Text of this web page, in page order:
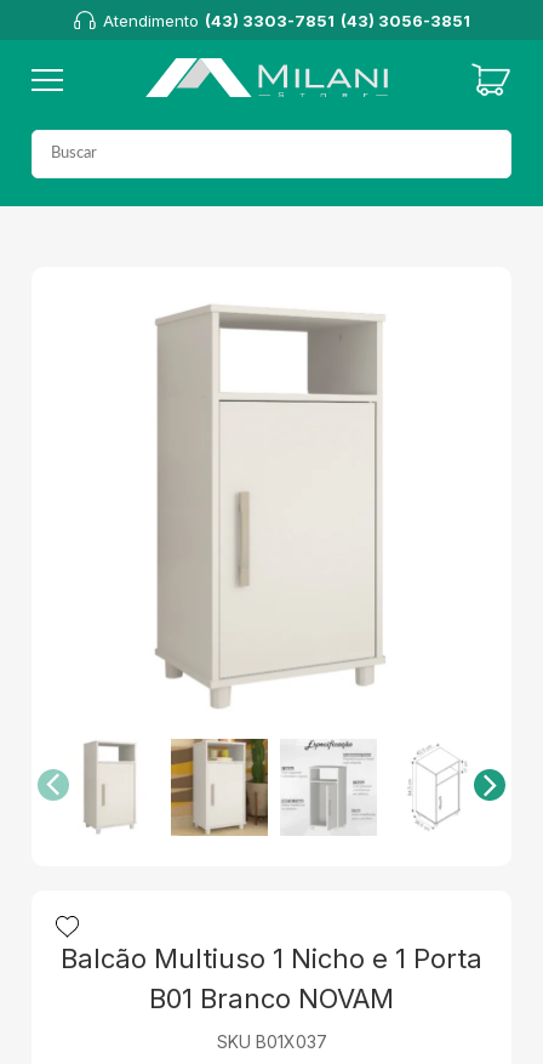
Atendimento (43) 3303-7851 (43) 3056-3851
Balcão Multiuso 1 Nicho e 1 Porta
B01 Branco NOVAM
SKU B01X037